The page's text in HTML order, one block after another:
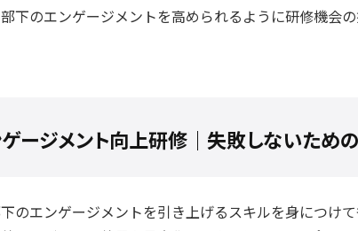
下のエンゲージメントを高められるように研修機会
ージメント向上研修｜失敗しないため
のエンゲージメントを引き上げるスキルを身につけ